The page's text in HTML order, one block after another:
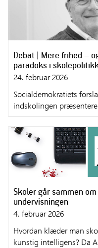
Debat | Mere frihed –
paradoks i
24. februar 2026
Socialdemokratiets
indskolingen
Skoler går sammen
undervisningen
4. februar 2026
Hvordan klæder man
kunstig intelligens? Da